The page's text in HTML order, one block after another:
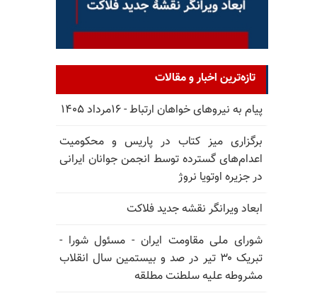
تازه‌ترین اخبار و مقالات
پیام به نیروهای خواهان ارتباط - ۱۶مرداد ۱۴۰۵
برگزاری میز کتاب در پاریس و محکومیت
اعدام‌های گسترده توسط انجمن جوانان ایرانی
در جزیره اوتویا نروژ
ابعاد ویرانگر نقشه جدید فلاکت
شورای ملی مقاومت ایران - مسئول شورا -
تبریک ۳۰ تیر در صد و بیستمین سال انقلاب
مشروطه علیه سلطنت مطلقه